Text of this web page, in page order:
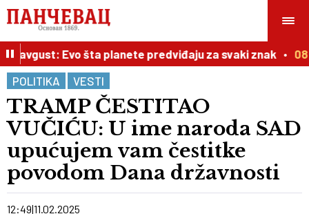
avgust: Evo šta planete predviđaju za svaki znak
POLITIKA
VESTI
TRAMP ČESTITAO
VUČIĆU: U ime naroda SAD
upućujem vam čestitke
povodom Dana državnosti
12:49 11.02.2025